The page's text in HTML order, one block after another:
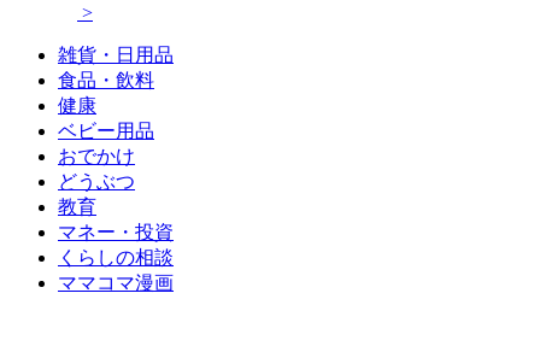
>
雑貨・日用品
食品・飲料
健康
ベビー用品
おでかけ
どうぶつ
教育
マネー・投資
くらしの相談
ママコマ漫画